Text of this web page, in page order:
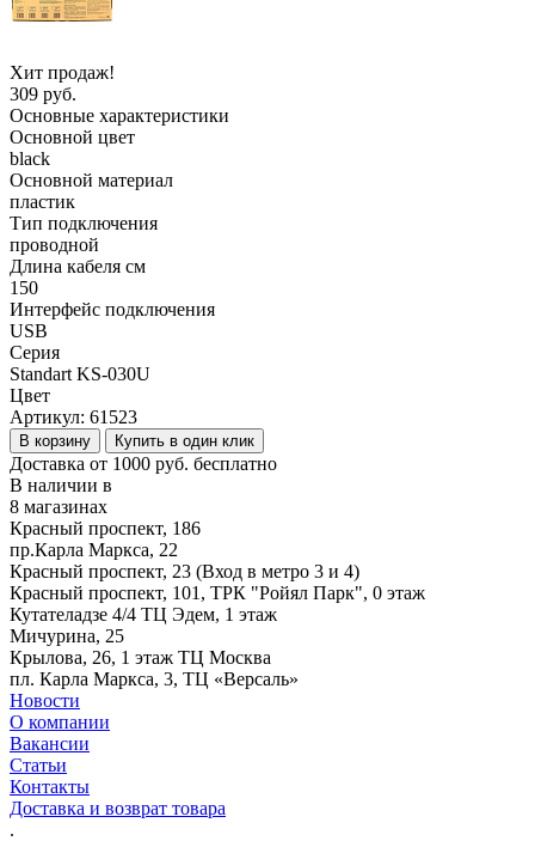
Хит продаж!
309 руб.
Основные характеристики
Основной цвет
black
Основной материал
пластик
Тип подключения
проводной
Длина кабеля см
150
Интерфейс подключения
USB
Серия
Standart KS-030U
Цвет
Артикул: 61523
В корзину Купить в один клик
Доставка от 1000 руб. бесплатно
В наличии в
8 магазинах
Красный проспект, 186
пр.Карла Маркса, 22
Красный проспект, 23 (Вход в метро 3 и 4)
Красный проспект, 101, ТРК "Ройял Парк", 0 этаж
Кутателадзе 4/4 ТЦ Эдем, 1 этаж
Мичурина, 25
Крылова, 26, 1 этаж ТЦ Москва
пл. Карла Маркса, 3, ТЦ «Версаль»
Новости
О компании
Вакансии
Статьи
Контакты
Доставка и возврат товара
.